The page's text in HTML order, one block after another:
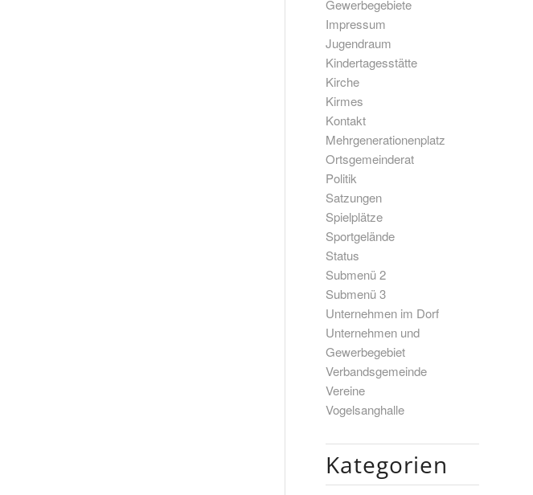
Gewerbegebiete
Impressum
Jugendraum
Kindertagesstätte
Kirche
Kirmes
Kontakt
Mehrgenerationenplatz
Ortsgemeinderat
Politik
Satzungen
Spielplätze
Sportgelände
Status
Submenü 2
Submenü 3
Unternehmen im Dorf
Unternehmen und
Gewerbegebiet
Verbandsgemeinde
Vereine
Vogelsanghalle
Kategorien